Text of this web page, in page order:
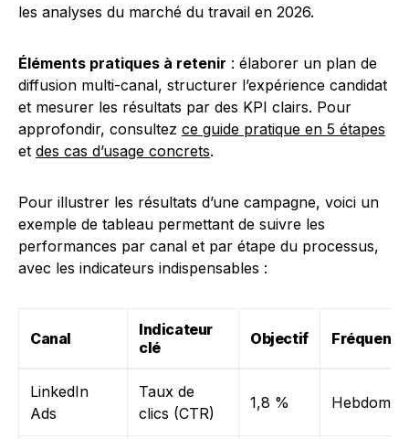
les analyses du marché du travail en 2026.
Éléments pratiques à retenir : élaborer un plan de
diffusion multi-canal, structurer l’expérience candidat
et mesurer les résultats par des KPI clairs. Pour
approfondir, consultez ce guide pratique en 5 étapes
et des cas d’usage concrets.
Pour illustrer les résultats d’une campagne, voici un
exemple de tableau permettant de suivre les
performances par canal et par étape du processus,
avec les indicateurs indispensables :
Canal
Indicateur
clé
Objectif Fréquence
LinkedIn
Ads
Taux de
clics (CTR)
1,8 %